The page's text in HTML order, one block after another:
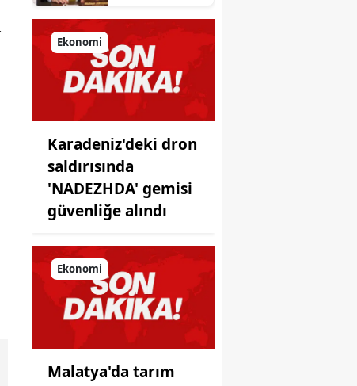
Tarihin
milletlerin
önüne
koyduğu
ayna!
Ekonomi
Karadeniz'deki dron
saldırısında
'NADEZHDA' gemisi
güvenliğe alındı
Ekonomi
Malatya'da tarım